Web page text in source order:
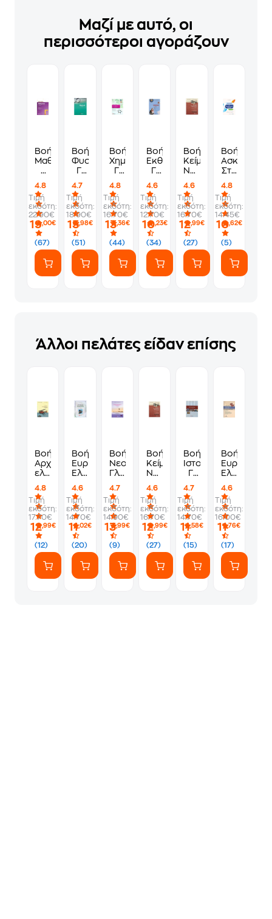
Μαζί με αυτό, οι
περισσότεροι αγοράζουν
Βοήθημα
Μαθηματικά
Γ
4.8
(67)
Τιμή
εκδότη:
22.90€
19,00€
Βοήθημα
Φυσική
Γ'
4.7
(51)
Τιμή
εκδότη:
18.90€
15,98€
Βοήθημα
Χημεία
Γ'
4.8
(44)
Τιμή
εκδότη:
16.70€
13,36€
Βοήθημα
Εκθέσεις
Γ'
4.6
(34)
Τιμή
εκδότη:
12.70€
10,23€
Βοήθημα
Κείμενα
Νεοελληνικής
Γ'
Γυμνασίου
4.6
(27)
Τιμή
εκδότη:
16.70€
12,99€
Βοήθημα
Ασκήσεις
Στη
Γλώσσα
Γ΄
Γυμνασίου
4.8
(5)
Τιμή
εκδότη:
14.45€
10,62€
Άλλοι πελάτες είδαν επίσης
Βοήθημα
Αρχαία
ελληνική
Γ'
γυμνασίου
4.8
(12)
Τιμή
εκδότη:
17.70€
12,99€
Βοήθημα
Ευριπίδη
Ελένη
Γυμνασίου
4.6
(20)
Τιμή
εκδότη:
14.70€
11,02€
Βοήθημα
Νεοελληνική
Γλώσσα
Γυμνασίου
4.7
(9)
Τιμή
εκδότη:
14.90€
13,99€
Βοήθημα
Κείμενα
Νεοελληνικής
Γ'
Γυμνασίου
4.6
(27)
Τιμή
εκδότη:
16.70€
12,99€
Βοήθημα
Ιστορία
Γ'
4.7
(15)
Τιμή
εκδότη:
14.70€
11,58€
Βοήθημα
Ευριπίδη
Ελένη
Γυμνασίου
4.6
(17)
Τιμή
εκδότη:
16.00€
11,76€